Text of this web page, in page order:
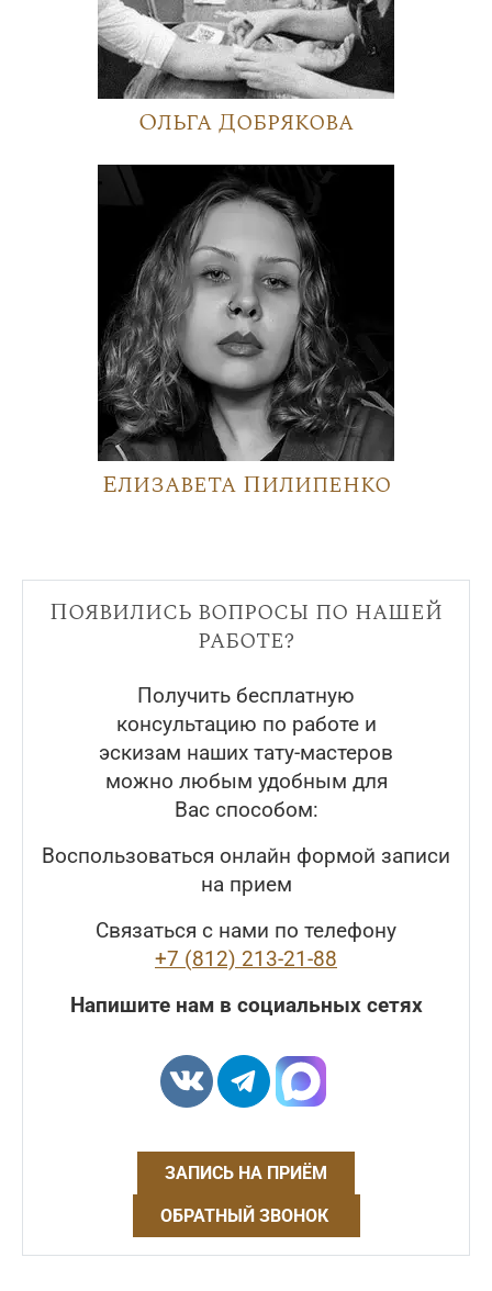
Ольга Добрякова
Елизавета Пилипенко
Появились вопросы по нашей
работе?
Получить бесплатную
консультацию по работе и
эскизам наших тату-мастеров
можно любым удобным для
Вас способом:
Воспользоваться онлайн формой записи
на прием
Связаться с нами по телефону
+7 (812) 213-21-88
Напишите нам в социальных сетях
ЗАПИСЬ НА ПРИЁМ
ОБРАТНЫЙ ЗВОНОК